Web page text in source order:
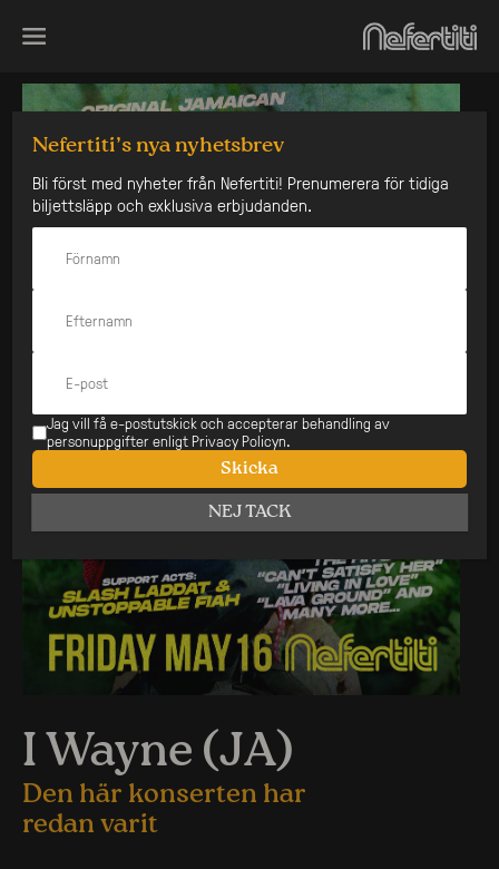
content
I Wayne (JA)
Den här konserten har
redan varit
Nefertiti’s nya nyhetsbrev
Bli först med nyheter från Nefertiti! Prenumerera för tidiga
biljettsläpp och exklusiva erbjudanden.
Jag vill få e-postutskick och accepterar behandling av
personuppgifter enligt Privacy Policyn.
Skicka
NEJ TACK